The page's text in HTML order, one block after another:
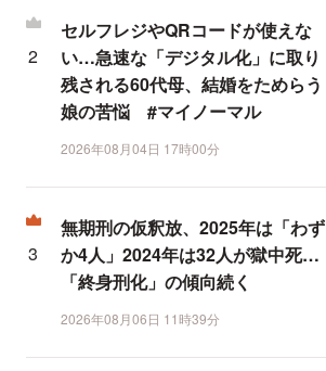
セルフレジやQRコードが使えな
い…急速な「デジタル化」に取り
残される60代母、結婚をためらう
娘の苦悩 #マイノーマル
2026年08月04日 17時00分
無期刑の仮釈放、2025年は「わず
か4人」2024年は32人が獄中死…
「終身刑化」の傾向続く
2026年08月06日 11時39分